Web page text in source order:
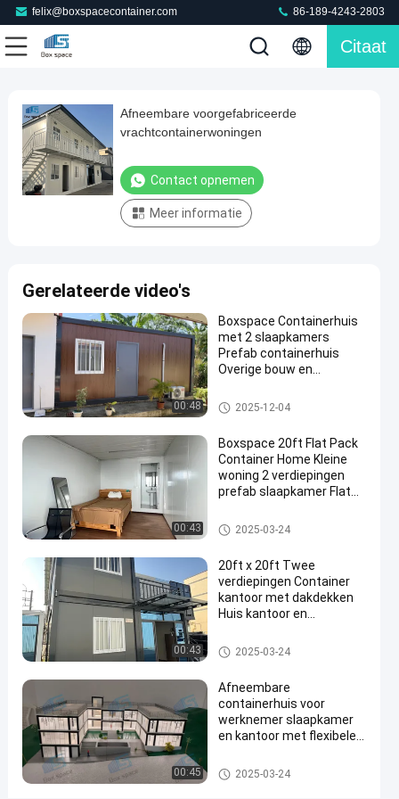
felix@boxspacecontainer.com 86-189-4243-2803
Citaat
Play
Video
Afneembare
voorgefabriceerde
vrachtcontainerwoningen
2026-
01-26
1878
Meningen
Mobiele
containerhuizen
prefabhuizen
van de
opslagcontainer
#
Voorgebouwd
containerhuis
X
A
C
E
P
r
a
b
i
c
Afneembare voorgefabriceerde
vrachtcontainerwoningen
Contact opnemen
Meer informatie
Gerelateerde video's
00:48
Boxspace Containerhuis
met 2 slaapkamers
Prefab containerhuis
Overige bouw en
Containerhuis met twee
verdiepingen
Afneembaar containerhuis
2025-12-04
00:43
Boxspace 20ft Flat Pack
Container Home Kleine
woning 2 verdiepingen
prefab slaapkamer Flat
Afneembaar containerhuis
2025-03-24
00:43
20ft x 20ft Twee
verdiepingen Container
kantoor met dakdekken
Huis kantoor en
persoonlijk gebruik
Afneembaar containerhuis
2025-03-24
00:45
Afneembare
containerhuis voor
werknemer slaapkamer
en kantoor met flexibele
installatie
Afneembaar containerhuis
2025-03-24